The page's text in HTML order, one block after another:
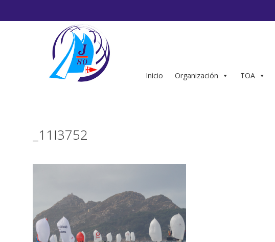
Inicio Organización TOA
_11I3752